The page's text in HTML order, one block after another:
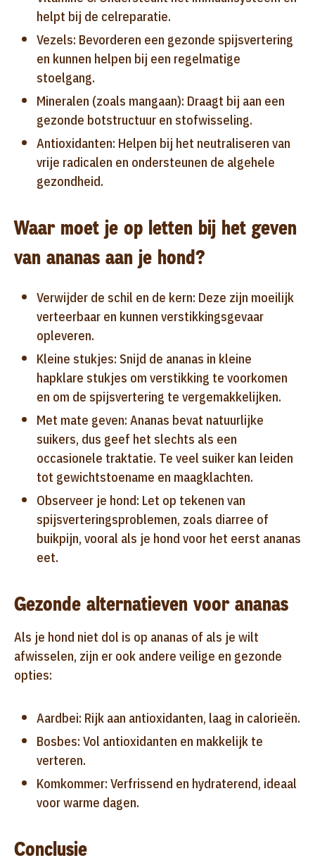
helpt bij de celreparatie.
Vezels: Bevorderen een gezonde spijsvertering
en kunnen helpen bij een regelmatige
stoelgang.
Mineralen (zoals mangaan): Draagt bij aan een
gezonde botstructuur en stofwisseling.
Antioxidanten: Helpen bij het neutraliseren van
vrije radicalen en ondersteunen de algehele
gezondheid.
Waar moet je op letten bij het geven
van ananas aan je hond?
Verwijder de schil en de kern: Deze zijn moeilijk
verteerbaar en kunnen verstikkingsgevaar
opleveren.
Kleine stukjes: Snijd de ananas in kleine
hapklare stukjes om verstikking te voorkomen
en om de spijsvertering te vergemakkelijken.
Met mate geven: Ananas bevat natuurlijke
suikers, dus geef het slechts als een
occasionele traktatie. Te veel suiker kan leiden
tot gewichtstoename en maagklachten.
Observeer je hond: Let op tekenen van
spijsverteringsproblemen, zoals diarree of
buikpijn, vooral als je hond voor het eerst ananas
eet.
Gezonde alternatieven voor ananas
Als je hond niet dol is op ananas of als je wilt
afwisselen, zijn er ook andere veilige en gezonde
opties:
Aardbei: Rijk aan antioxidanten, laag in calorieën.
Bosbes: Vol antioxidanten en makkelijk te
verteren.
Komkommer: Verfrissend en hydraterend, ideaal
voor warme dagen.
Conclusie